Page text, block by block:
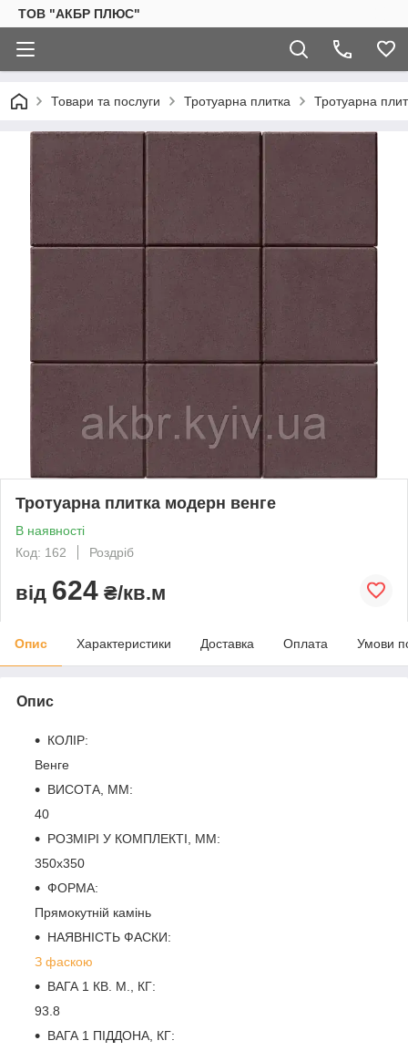
ТОВ "АКБР ПЛЮС"
Товари та послуги Тротуарна плитка Тротуарна
Тротуарна плитка модерн венге
В наявності
Код: 162
Роздріб
від 624 ₴/кв.м
Опис Характеристики Доставка Оплата Умови
Опис
КОЛІР:
Венге
ВИСОТА, ММ:
40
РОЗМІРІ У КОМПЛЕКТІ, ММ:
350х350
ФОРМА:
Прямокутній камінь
НАЯВНІСТЬ ФАСКИ:
З фаскою
ВАГА 1 КВ. М., КГ:
93.8
ВАГА 1 ПІДДОНА, КГ: